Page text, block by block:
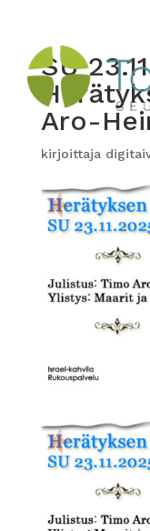
SU
Aro-
kirjoittaja